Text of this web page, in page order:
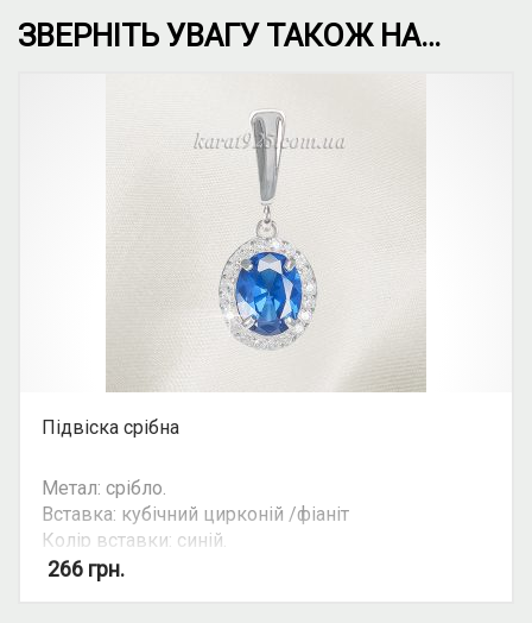
ЗВЕРНІТЬ УВАГУ ТАКОЖ НА…
Підвіска срібна
Метал: срібло.
Вставка: кубічний цирконій /фіаніт
Колір вставки: синій.
Вид: овальний камінь
266 грн.